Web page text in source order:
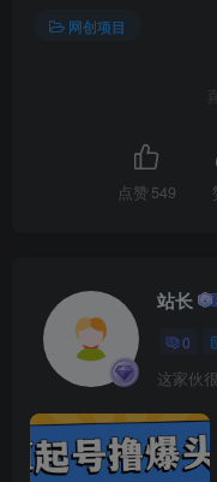
网创项目
点赞 549
站长
0
这家伙